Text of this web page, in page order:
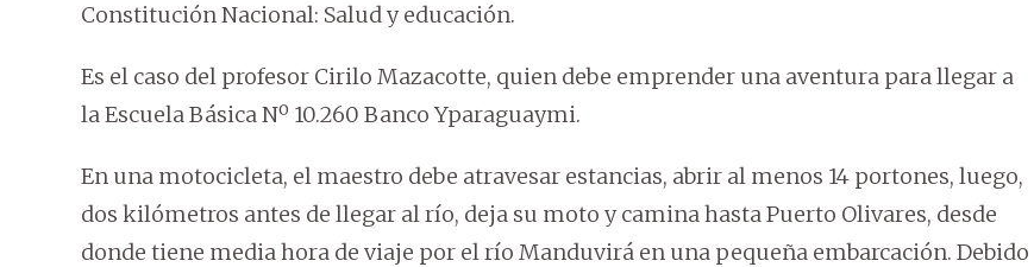
Constitución Nacional: Salud y educación.
Es el caso del profesor Cirilo Mazacotte, quien debe emprender una aventura para llegar a
la Escuela Básica Nº 10.260 Banco Yparaguaymi.
En una motocicleta, el maestro debe atravesar estancias, abrir al menos 14 portones, luego,
dos kilómetros antes de llegar al río, deja su moto y camina hasta Puerto Olivares, desde
donde tiene media hora de viaje por el río Manduvirá en una pequeña embarcación. Debido